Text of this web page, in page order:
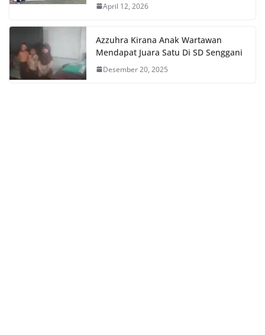
April 12, 2026
Azzuhra Kirana Anak Wartawan
Mendapat Juara Satu Di SD Senggani
Desember 20, 2025